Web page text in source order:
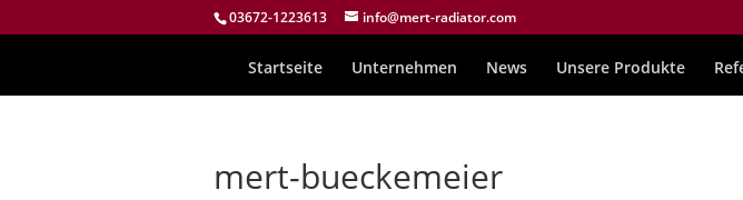
03672-1223613 info@mert-radiator.com
Startseite Unternehmen News Unsere Produkte
mert-bueckemeier